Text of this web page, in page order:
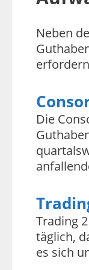
Neben
Die
Trading
täglich,
es sich